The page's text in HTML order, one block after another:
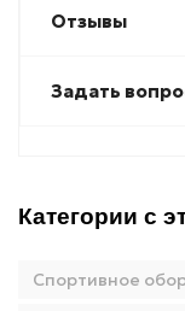
Отзывы
Задать
Категории с
Спортивное